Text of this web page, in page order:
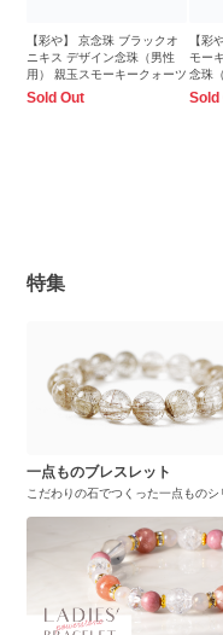
【彩や】 京念珠 ブラックオ
ニキス デザイン念珠（男性
用） 親玉スモーキークォーツ
Sold Out
【彩
モー
念珠
Sold
特集
一点ものブレスレット
こだわりの石でつくった一点ものシ